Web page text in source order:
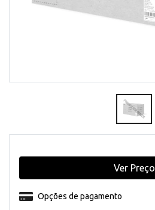
Opções de pagamento
Ver Preço